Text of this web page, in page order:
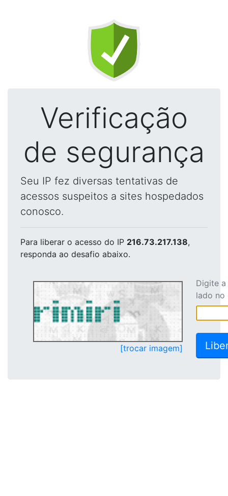
Verificação
de segurança
Seu IP fez diversas tentativas de
acessos suspeitos a sites hospedados
conosco.
Para liberar o acesso do IP 216.73.217.138,
responda ao desafio abaixo.
[trocar imagem]
Digite
lado no